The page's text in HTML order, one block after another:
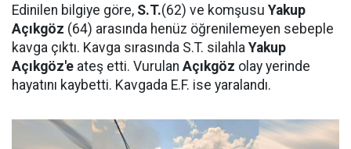
Edinilen bilgiye göre, S.T.(62) ve komşusu Yakup
Açıkgöz (64) arasında henüz öğrenilemeyen sebeple
kavga çıktı. Kavga sırasında S.T. silahla Yakup
Açıkgöz'e ateş etti. Vurulan Açıkgöz olay yerinde
hayatını kaybetti. Kavgada E.F. ise yaralandı.